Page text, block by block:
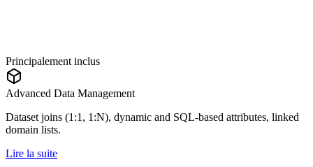
Principalement inclus
Advanced Data Management
Dataset joins (1:1, 1:N), dynamic and SQL-based attributes, linked
domain lists.
Lire la suite